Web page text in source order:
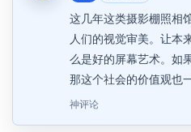
这几年这类摄影棚照相
人们的视觉审美。让本
么是好的屏幕艺术。如
那这个社会的价值观也
神评论